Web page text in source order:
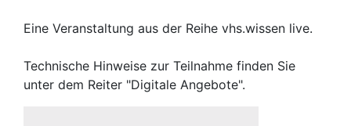
Eine Veranstaltung aus der Reihe vhs.wissen live.
Technische Hinweise zur Teilnahme finden Sie
unter dem Reiter "Digitale Angebote".